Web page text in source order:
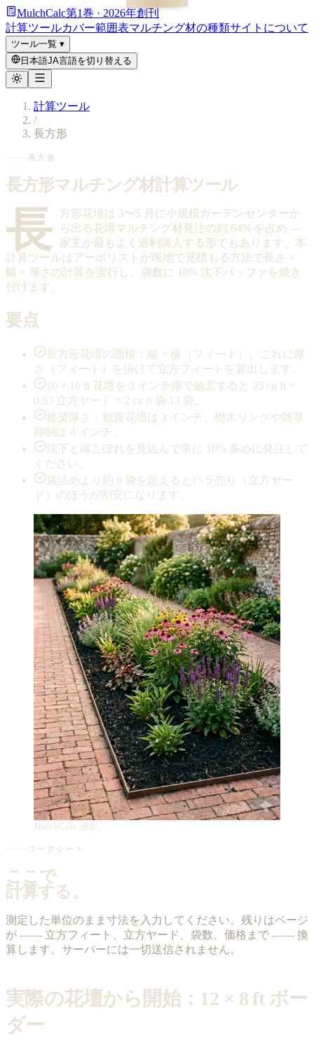
MulchCalc第1巻 · 2026年創刊
計算ツールカバー範囲表マルチング材の種類サイトについて
ツール一覧 ▾
日本語JA言語を切り替える
計算ツール
/
長方形
長方形
長方形マルチング材計算ツール
長
方形花壇は 3〜5 月に小規模ガーデンセンターか
ら出る花壇マルチング材発注の約 64% を占め —
家主が最もよく過剰購入する形でもあります。本
計算ツールはアーボリストが現地で見積もる方法で長さ ×
幅 × 厚さの計算を実行し、袋数に 10% 沈下バッファを焼き
付けます。
要点
長方形花壇の面積：縦 × 横（フィート）。これに厚
さ（フィート）を掛けて立方フィートを算出します。
10 × 10 ft 花壇を 3 インチ厚で施工すると 25 cu ft =
0.93 立方ヤード = 2 cu ft 袋 13 袋。
推奨厚さ：観賞花壇は 3 インチ、樹木リングや雑草
抑制は 4 インチ。
沈下と縁こぼれを見込んで常に 10% 多めに発注して
ください。
袋詰めより約 6 袋を超えるとバラ売り（立方ヤー
ド）のほうが割安になります。
MulchCalc 撮影。
ワークシート
ここで
計算する。
測定した単位のまま寸法を入力してください。残りはページ
が —— 立方フィート、立方ヤード、袋数、価格まで —— 換
算します。サーバーには一切送信されません。
実際の花壇から開始：12 × 8 ft ボー
ダー